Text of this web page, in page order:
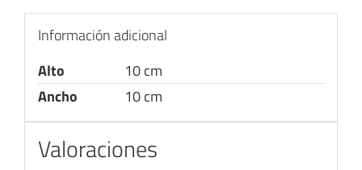
Información adicional
Alto
10 cm
Ancho
10 cm
Valoraciones